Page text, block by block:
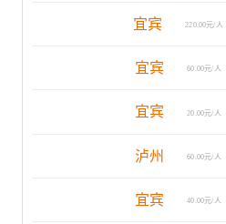
宜宾 220.00元/人
宜宾 60.00元/人
宜宾 20.00元/人
泸州 60.00元/人
宜宾 40.00元/人